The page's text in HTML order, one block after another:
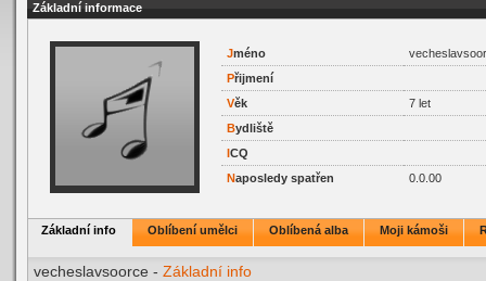
Základní informace
Jméno
Přijmení
Věk
7 let
Bydliště
ICQ
Naposledy spatřen 0.0.00
Základní info Oblíbení umělci Oblíbená alba Moji kámoši
vecheslavsoorce - Základní info